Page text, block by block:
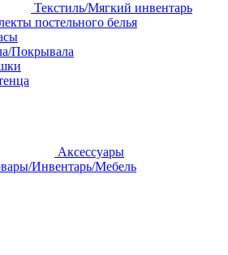
Текстиль/Мягкий инвентарь
постельного белья
Покрывала
Аксессуары
Инвентарь/Мебель